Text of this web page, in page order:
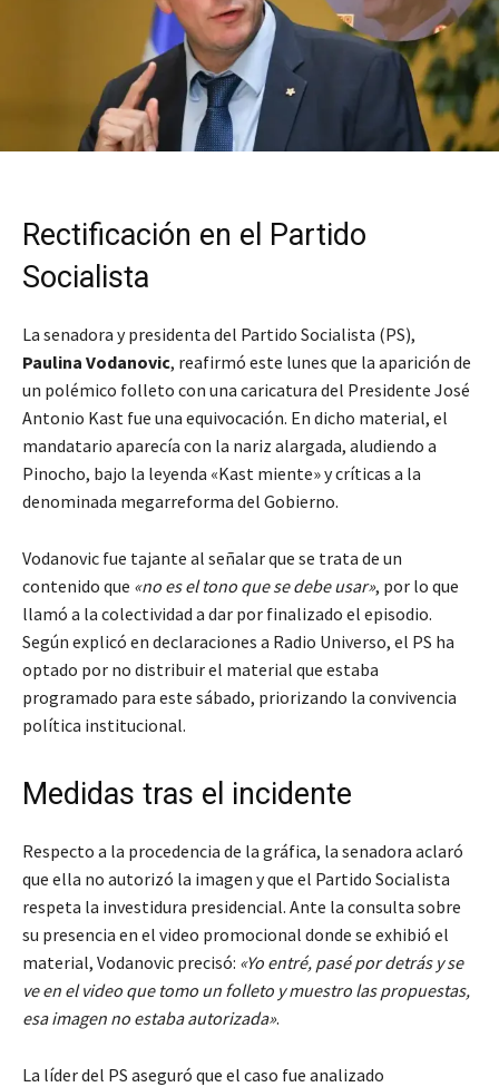
Rectificación en el Partido
Socialista
La senadora y presidenta del Partido Socialista (PS),
Paulina Vodanovic, reafirmó este lunes que la aparición de
un polémico folleto con una caricatura del Presidente José
Antonio Kast fue una equivocación. En dicho material, el
mandatario aparecía con la nariz alargada, aludiendo a
Pinocho, bajo la leyenda «Kast miente» y críticas a la
denominada megarreforma del Gobierno.
Vodanovic fue tajante al señalar que se trata de un
contenido que «no es el tono que se debe usar», por lo que
llamó a la colectividad a dar por finalizado el episodio.
Según explicó en declaraciones a Radio Universo, el PS ha
optado por no distribuir el material que estaba
programado para este sábado, priorizando la convivencia
política institucional.
Medidas tras el incidente
Respecto a la procedencia de la gráfica, la senadora aclaró
que ella no autorizó la imagen y que el Partido Socialista
respeta la investidura presidencial. Ante la consulta sobre
su presencia en el video promocional donde se exhibió el
material, Vodanovic precisó: «Yo entré, pasé por detrás y se
ve en el video que tomo un folleto y muestro las propuestas,
esa imagen no estaba autorizada».
La líder del PS aseguró que el caso fue analizado